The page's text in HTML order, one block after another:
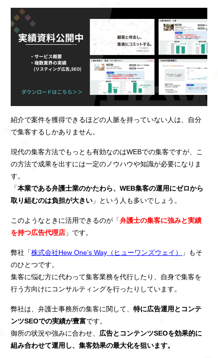
紹介で案件を獲得できるほどの人脈を持っていない人は、自分
で集客するしかありません。
現代の集客方法でもっとも有効なのはWEBでの集客ですが、こ
の方法で成果を出すには一定のノウハウや知識が必要になりま
す。
「本業である弁護士業のかたわら、WEB集客の運用にゼロから
取り組むのは負担が大きい 」という人も多いでしょう。
このようなときに活用できるのが「弁護士の集客に強みと実績
を持つ広告代理店 」です。
弊社「株式会社Hew One’s Way（ヒューワンズウェイ）
」もそ
のひとつです。
集客に悩む方に代わって集客業務を代行したり、自身で集客を
行う方向けにコンサルティングを行ったりしています。
弊社は、弁護士事務所の集客に関して、特に広告運用とコンテ
ンツSEOでの実績が豊富です。
御所の状況や強みに合わせ、 広告とコンテンツSEOを効果的に
組み合わせて運用し、集客効果の最大化を狙います。